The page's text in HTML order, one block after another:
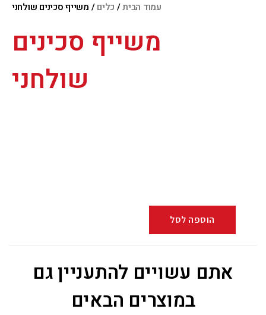
עמוד הבית/ כלים/ משייף סכינים שולחני
משייף סכינים
שולחני
הוספה לסל
אתם עשויים להתעניין גם
במוצרים הבאים